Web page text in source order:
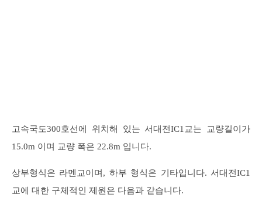
고속국도300호선에 위치해 있는 서대전IC1교는 교량길이가
15.0m 이며 교량 폭은 22.8m 입니다.
상부형식은 라멘교이며, 하부 형식은 기타입니다. 서대전IC1
교에 대한 구체적인 제원은 다음과 같습니다.